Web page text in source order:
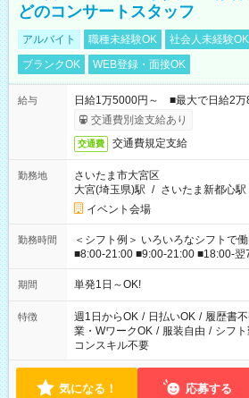
どのコンサートスタッフ
アルバイト 職種未経験OK 社会人未経験OK
ブランクOK
WEB登録・面接OK
給与
日給1万5000円～ ■最大で日給2万
交通費別途支給あり
交通費 交通費規定支給
勤務地
さいたま市大宮区
大宮(埼玉県)駅 / さいたま新都心駅
イベント会場
勤務時間
＜シフト例＞ いろいろなシフトで
■8:00-21:00 ■9:00-21:00 ■18:00-
期間 単発1日～OK!
特徴 週1日からOK / 日払いOK / 履歴書
業・WワークOK / 服装自由 / シフ
コンスキル不要
気になる！ 応募する